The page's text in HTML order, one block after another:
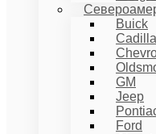
Buick
GM
Jeep
Ford